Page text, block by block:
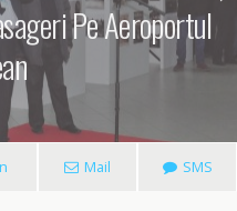
Pe Aeroportul
Mail SMS